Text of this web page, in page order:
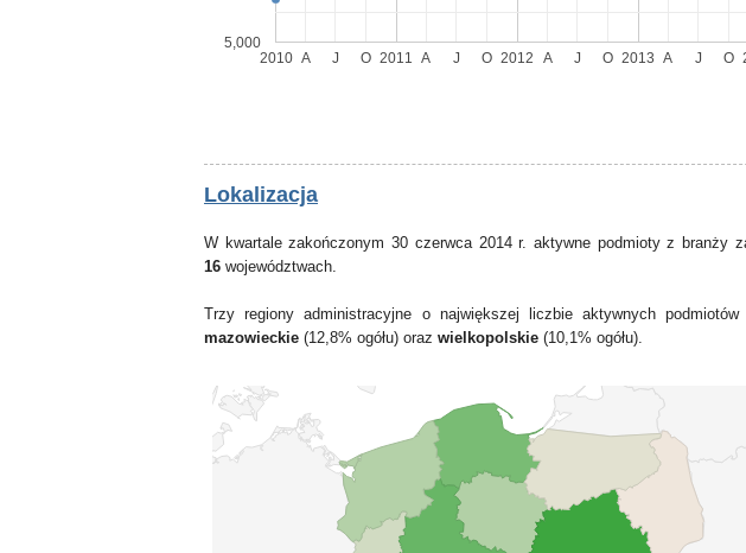
2010 2011 2012 2013
A J O A J O A J O A J O
5,000
Lokalizacja
W kwartale zakończonym 30 czerwca 2014 r. aktywne podmioty z branży
16 województwach.
Trzy regiony administracyjne o największej liczbie aktywnych
mazowieckie (12,8% ogółu) oraz wielkopolskie (10,1% ogółu).